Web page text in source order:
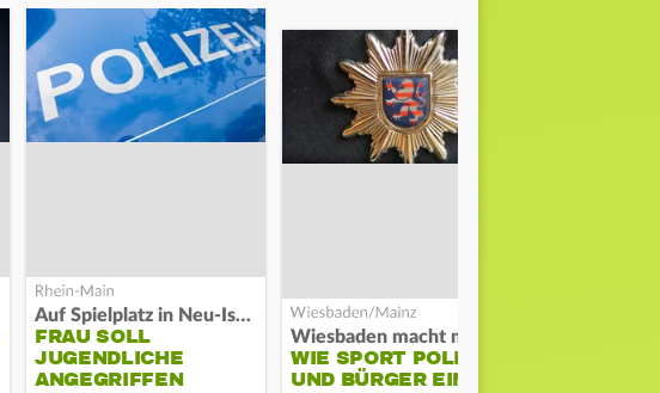
Auf Spielplatz in Neu-Isenburg
FRAU SOLL
JUGENDLICHE
ANGEGRIFFEN
Wiesbaden macht mobil
WIE SPORT POLIZEI
UND BÜRGER EINT